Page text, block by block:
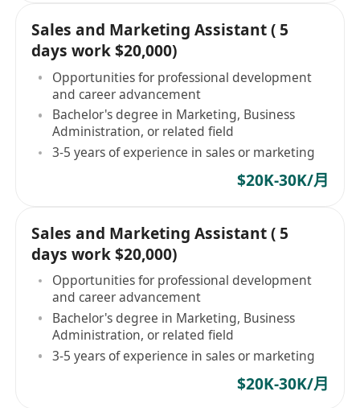
Sales and Marketing Assistant ( 5
days work $20,000)
Opportunities for professional development
and career advancement
Bachelor's degree in Marketing, Business
Administration, or related field
3-5 years of experience in sales or marketing
$20K-30K/月
Sales and Marketing Assistant ( 5
days work $20,000)
Opportunities for professional development
and career advancement
Bachelor's degree in Marketing, Business
Administration, or related field
3-5 years of experience in sales or marketing
$20K-30K/月